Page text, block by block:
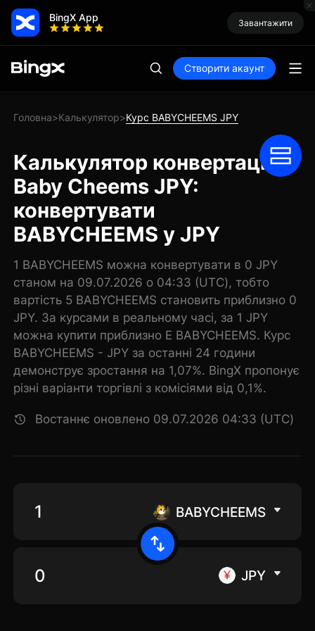
BingX App Завантажити
Створити акаунт
Головна>Калькулятор>Курс BABYCHEEMS JPY
Калькулятор конвертації
Baby Cheems JPY:
конвертувати
BABYCHEEMS у JPY
1 BABYCHEEMS можна конвертувати в 0 JPY
станом на 09.07.2026 о 04:33 (UTC), тобто
вартість 5 BABYCHEEMS становить приблизно 0
JPY. За курсами в реальному часі, за 1 JPY
можна купити приблизно E BABYCHEEMS. Курс
BABYCHEEMS - JPY за останні 24 години
демонструє зростання на 1,07%. BingX пропонує
різні варіанти торгівлі з комісіями від 0,1%.
Востаннє оновлено 09.07.2026 04:33 (UTC)
BABYCHEEMS
JPY